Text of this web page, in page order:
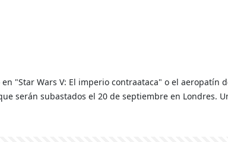
en "Star Wars V: El imperio contraataca" o el aeropatín
serán subastados el 20 de septiembre en Londres.